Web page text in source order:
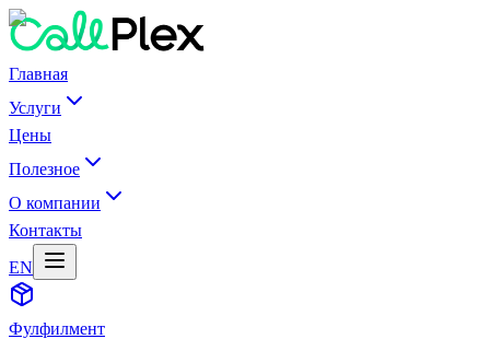
Главная
Услуги
Цены
Полезное
О компании
Контакты
EN
Фулфилмент